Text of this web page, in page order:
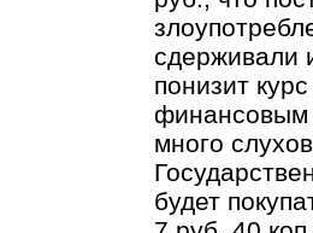
сдерживали
понизит
финансовым
много
будет